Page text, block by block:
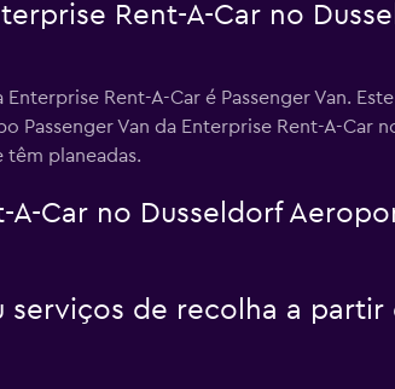
Rent-A-Car no
Rent-A-Car é Passenger Van.
Van da Enterprise Rent-A-Car
planeadas.
Car no Dusseldorf
serviços de recolha a partir